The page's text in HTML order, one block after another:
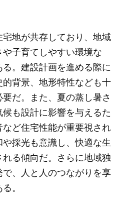
地が共存しており、地域
子育てしやすい環境な
。建設計画を進める際に
背景、地形特性なども十
だ。また、夏の蒸し暑さ
も設計に影響を与えるた
ど住宅性能が重要視され
採光も意識し、快適な生
る傾向だ。さらに地域独
、人と人のつながりを享
。